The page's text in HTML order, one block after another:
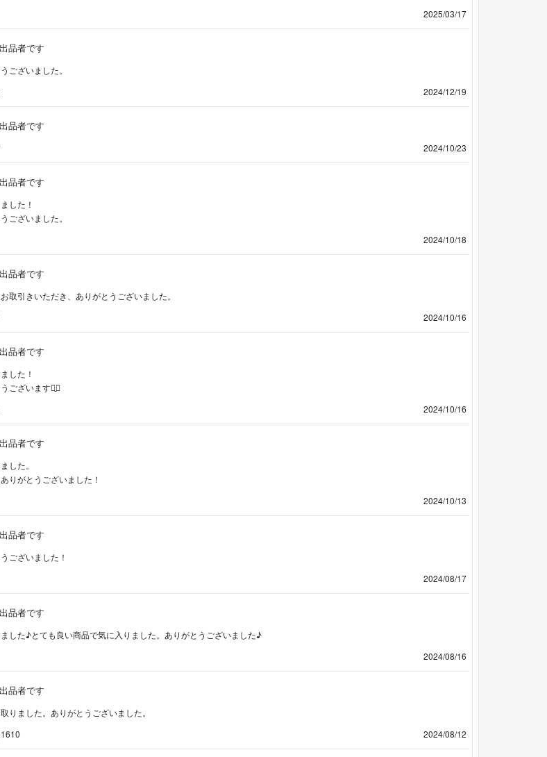
2025/03/17
品者です
ございました。
2024/12/19
品者です
2024/10/23
品者です
した！
ございました。
2024/10/18
品者です
取引きいただき、ありがとうございました。
2024/10/16
品者です
した！
ございます⠉̮⃝
2024/10/16
品者です
した。
りがとうございました！
2024/10/13
品者です
ございました！
2024/08/17
品者です
した♪とても良い商品で気に入りました。ありがとうございました♪
2024/08/16
品者です
りました。ありがとうございました。
2024/08/12